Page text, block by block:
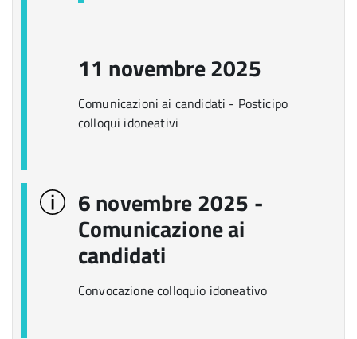
11 novembre 2025
Comunicazioni ai candidati - Posticipo
colloqui idoneativi
6 novembre 2025 -
Comunicazione ai
candidati
Convocazione colloquio idoneativo